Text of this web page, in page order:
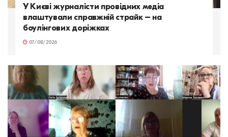
У Києві журналісти провідних медіа
влаштували справжній страйк – на
боулінгових доріжках
07/08/2026